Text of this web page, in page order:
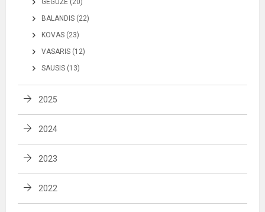
BALANDIS (22)
KOVAS (23)
VASARIS (12)
SAUSIS (13)
2025
2024
2023
2022